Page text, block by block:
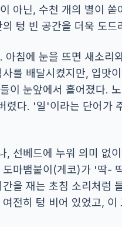
아닌, 수천 개의 별이 쏟
텅 빈 공간을 더욱 도드
침에 눈을 뜨면 새소리
를 배달시켰지만, 입맛
이 눈앞에서 흩어졌다.
렸다. '일'이라는 단어가
, 선베드에 누워 의미 없
도마뱀붙이(게코)가 '딱-
을 재는 초침 소리처럼
전히 텅 비어 있었고, 이